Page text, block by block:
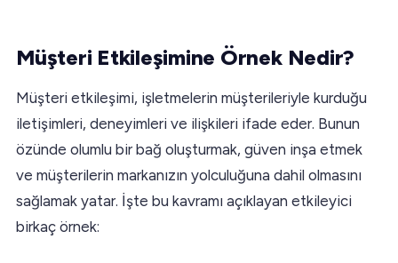
Müşteri Etkileşimine Örnek Nedir?
Müşteri etkileşimi, işletmelerin müşterileriyle kurduğu
iletişimleri, deneyimleri ve ilişkileri ifade eder. Bunun
özünde olumlu bir bağ oluşturmak, güven inşa etmek
ve müşterilerin markanızın yolculuğuna dahil olmasını
sağlamak yatar. İşte bu kavramı açıklayan etkileyici
birkaç örnek: